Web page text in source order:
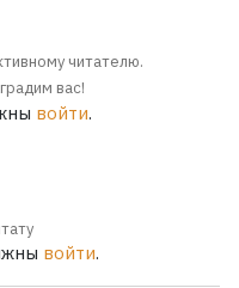
читателю.
вас!
войти.
войти.